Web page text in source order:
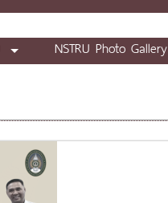
NSTRU Photo Gallery